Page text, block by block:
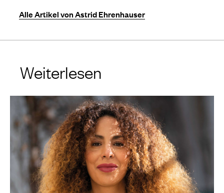
Alle Artikel von Astrid Ehrenhauser
Weiterlesen